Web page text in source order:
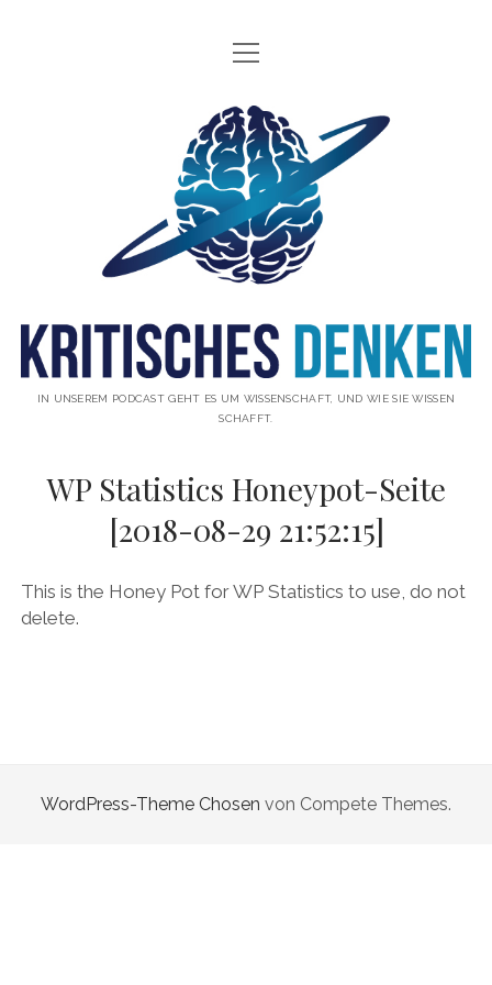
INFO
ÜBER UNS
WAS IST KRITISCHES DENKEN?
GÄSTE
THEMEN
UNTERSTÜTZUNG
KONTAKT
DAS BUCH ZUM PODCAST
facebook
linkedinyoutube
emailmastodon
patreonspotify
Menü
öffnen
Kritisches
Podcast
IN UNSEREM PODCAST GEHT ES UM WISSENSCHAFT, UND WIE SIE WISSEN
SCHAFFT.
WP Statistics Honeypot-Seite
[2018-08-29 21:52:15]
This is the Honey Pot for WP Statistics to use, do not
delete.
WordPress-Theme Chosen von Compete Themes.